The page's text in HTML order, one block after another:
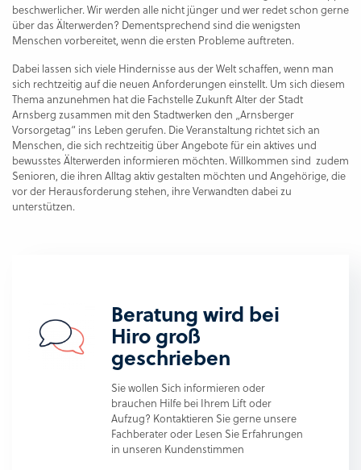
beschwerlicher. Wir werden alle nicht jünger und wer redet schon gerne
über das Älterwerden? Dementsprechend sind die wenigsten
Menschen vorbereitet, wenn die ersten Probleme auftreten.
Dabei lassen sich viele Hindernisse aus der Welt schaffen, wenn man
sich rechtzeitig auf die neuen Anforderungen einstellt. Um sich diesem
Thema anzunehmen hat die Fachstelle Zukunft Alter der Stadt
Arnsberg zusammen mit den Stadtwerken den „Arnsberger
Vorsorgetag“ ins Leben gerufen. Die Veranstaltung richtet sich an
Menschen, die sich rechtzeitig über Angebote für ein aktives und
bewusstes Älterwerden informieren möchten. Willkommen sind zudem
Senioren, die ihren Alltag aktiv gestalten möchten und Angehörige, die
vor der Herausforderung stehen, ihre Verwandten dabei zu
unterstützen.
Beratung wird bei
Hiro groß
geschrieben
Sie wollen Sich informieren oder
brauchen Hilfe bei Ihrem Lift oder
Aufzug? Kontaktieren Sie gerne unsere
Fachberater oder Lesen Sie Erfahrungen
in unseren Kundenstimmen